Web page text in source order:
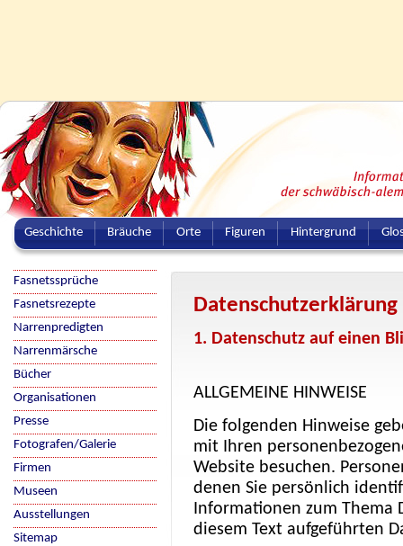
Geschichte Bräuche Orte Figuren Hintergrund
Datenschutzerklärung
1. Datenschutz auf einen
ALLGEMEINE HINWEISE
Die folgenden Hinweise
mit Ihren
Website besuchen.
denen Sie persönlich
Informationen zum Thema
diesem Text aufgeführten
Fasnetssprüche
Fasnetsrezepte
Narrenpredigten
Narrenmärsche
Bücher
Organisationen
Presse
Fotografen/Galerie
Firmen
Museen
Ausstellungen
Sitemap